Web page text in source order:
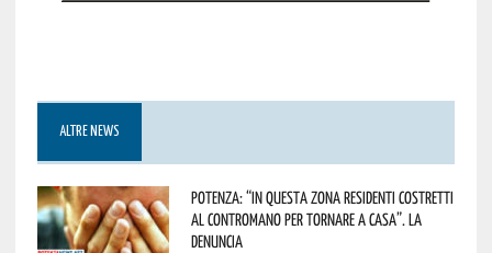
ALTRE NEWS
Potenza: “In questa zona residenti costretti
al contromano per tornare a casa”. La
denuncia